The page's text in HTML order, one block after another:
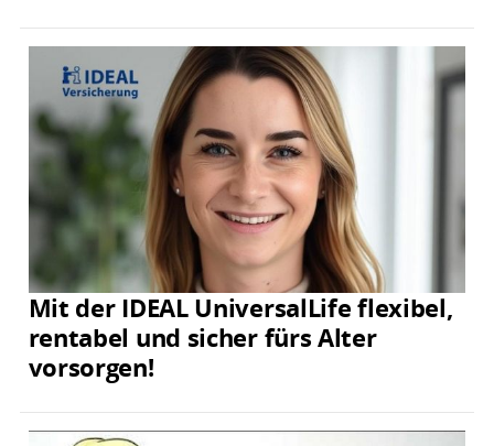
Mit der IDEAL UniversalLife flexibel,
rentabel und sicher fürs Alter
vorsorgen!